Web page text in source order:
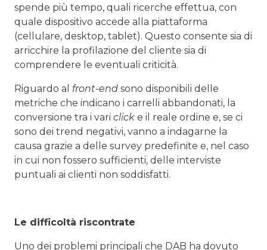
spende più tempo, quali ricerche effettua, con
quale dispositivo accede alla piattaforma
(cellulare, desktop, tablet). Questo consente sia di
arricchire la profilazione del cliente sia di
comprendere le eventuali criticità.
Riguardo al front-end sono disponibili delle
metriche che indicano i carrelli abbandonati, la
conversione tra i vari click e il reale ordine e, se ci
sono dei trend negativi, vanno a indagarne la
causa grazie a delle survey predefinite e, nel caso
in cui non fossero sufficienti, delle interviste
puntuali ai clienti non soddisfatti.
Le difficoltà riscontrate
Uno dei problemi principali che DAB ha dovuto